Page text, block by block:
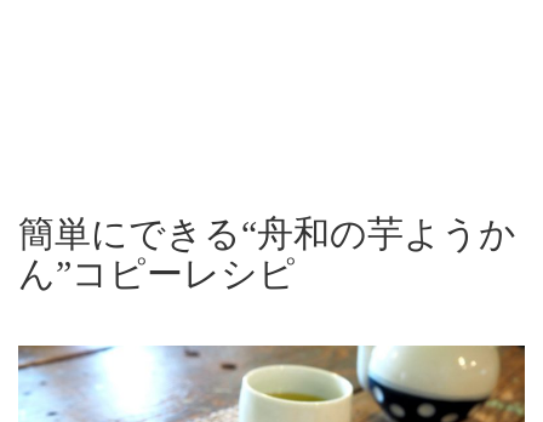
簡単にできる“舟和の芋ようか
ん”コピーレシピ